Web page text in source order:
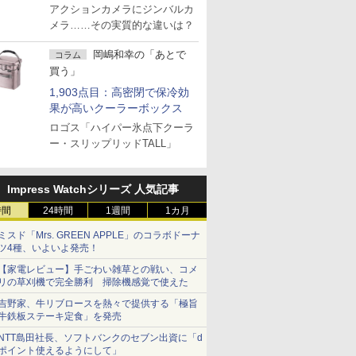
アクションカメラにジンバルカ
メラ……その実質的な違いは？
コラム
岡嶋和幸の「あとで
買う」
1,903点目：高密閉で保冷効
果が高いクーラーボックス
ロゴス「ハイパー氷点下クーラ
ー・スリップリッドTALL」
Impress Watchシリーズ 人気記事
24時間 1週間 1カ月
スド「Mrs. GREEN APPLE」のコラボドーナ
4種、いよいよ発売！
家電レビュー】手ごわい雑草との戦い、コメ
の草刈機で完全勝利 掃除機感覚で使えた
野家、牛リブロースを熱々で提供する「極旨
鉄板ステーキ定食」を発売
島田社長、ソフトバンクのセブン出資に「d
イント使えるようにして」